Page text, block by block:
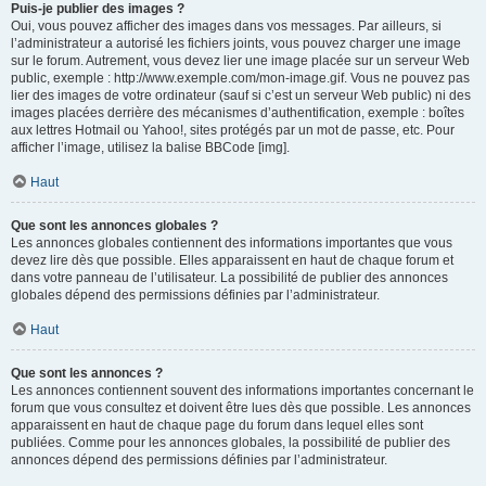
Puis-je publier des images ?
Oui, vous pouvez afficher des images dans vos messages. Par ailleurs, si
l’administrateur a autorisé les fichiers joints, vous pouvez charger une image
sur le forum. Autrement, vous devez lier une image placée sur un serveur Web
public, exemple : http://www.exemple.com/mon-image.gif. Vous ne pouvez pas
lier des images de votre ordinateur (sauf si c’est un serveur Web public) ni des
images placées derrière des mécanismes d’authentification, exemple : boîtes
aux lettres Hotmail ou Yahoo!, sites protégés par un mot de passe, etc. Pour
afficher l’image, utilisez la balise BBCode [img].
Haut
Que sont les annonces globales ?
Les annonces globales contiennent des informations importantes que vous
devez lire dès que possible. Elles apparaissent en haut de chaque forum et
dans votre panneau de l’utilisateur. La possibilité de publier des annonces
globales dépend des permissions définies par l’administrateur.
Haut
Que sont les annonces ?
Les annonces contiennent souvent des informations importantes concernant le
forum que vous consultez et doivent être lues dès que possible. Les annonces
apparaissent en haut de chaque page du forum dans lequel elles sont
publiées. Comme pour les annonces globales, la possibilité de publier des
annonces dépend des permissions définies par l’administrateur.